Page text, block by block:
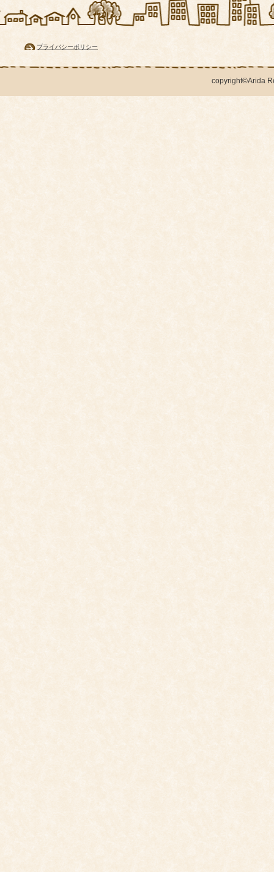
copyright©Arida
プライバシーポリシー